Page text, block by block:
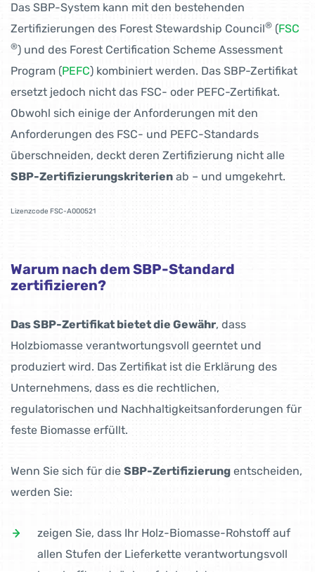
Das SBP-System kann mit den bestehenden
Zertifizierungen des Forest Stewardship Council® (FSC
®) und des Forest Certification Scheme Assessment
Program (PEFC) kombiniert werden. Das SBP-Zertifikat
ersetzt jedoch nicht das FSC- oder PEFC-Zertifikat.
Obwohl sich einige der Anforderungen mit den
Anforderungen des FSC- und PEFC-Standards
überschneiden, deckt deren Zertifizierung nicht alle
SBP-Zertifizierungskriterien ab – und umgekehrt.
Lizenzcode FSC-A000521
Warum nach dem SBP-Standard
zertifizieren?
Das SBP-Zertifikat bietet die Gewähr, dass
Holzbiomasse verantwortungsvoll geerntet und
produziert wird. Das Zertifikat ist die Erklärung des
Unternehmens, dass es die rechtlichen,
regulatorischen und Nachhaltigkeitsanforderungen für
feste Biomasse erfüllt.
Wenn Sie sich für die SBP-Zertifizierung entscheiden,
werden Sie:
zeigen Sie, dass Ihr Holz-Biomasse-Rohstoff auf
allen Stufen der Lieferkette verantwortungsvoll